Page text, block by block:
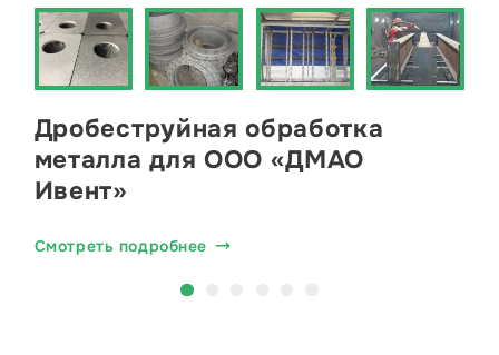
Дробеструйная обработка
металла для ООО «ДМАО
Ивент»
Смотреть подробнее